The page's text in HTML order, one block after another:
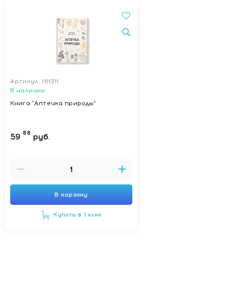
Артикул: 161311
В наличии
Книга "Аптечка природы"
59 88 руб.
В корзину
Купить в 1 клик